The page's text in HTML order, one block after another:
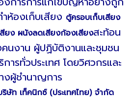
ำห้องเก็บเสียง ตู้ครอบเก็บเสียง
ยง ผนังลดเสียงก้องเสียงสะท้อน
นงาน ผู้ปฏิบัติงานและชุมชน
ารทั่วประเทศ โดยวิศวกรและ
งผู้ชำนาญการ
ท เท็คนิกซ์ (ประเทศไทย) จำกัด